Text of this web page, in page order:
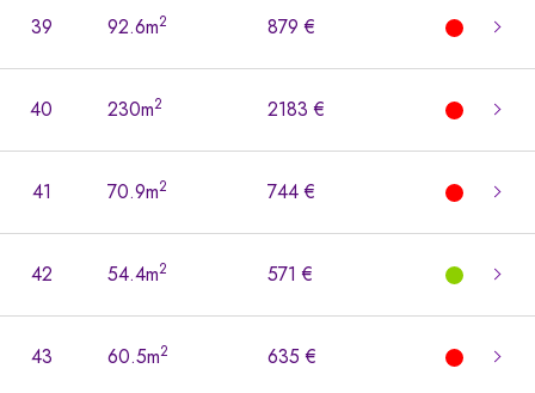
39 92.6m2 879 €
40 230m2 2183 €
41 70.9m2 744 €
42 54.4m2 571 €
43 60.5m2 635 €